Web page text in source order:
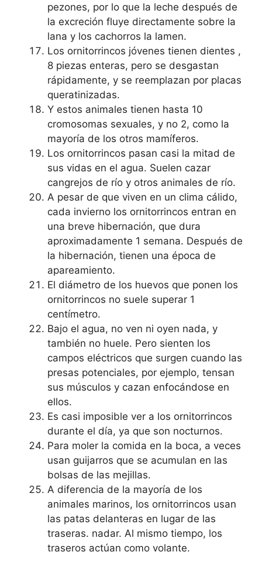
pezones, por lo que la leche después de
la excreción fluye directamente sobre la
lana y los cachorros la lamen.
Los ornitorrincos jóvenes tienen dientes ,
8 piezas enteras, pero se desgastan
rápidamente, y se reemplazan por placas
queratinizadas.
Y estos animales tienen hasta 10
cromosomas sexuales, y no 2, como la
mayoría de los otros mamíferos.
Los ornitorrincos pasan casi la mitad de
sus vidas en el agua. Suelen cazar
cangrejos de río y otros animales de río.
A pesar de que viven en un clima cálido,
cada invierno los ornitorrincos entran en
una breve hibernación, que dura
aproximadamente 1 semana. Después de
la hibernación, tienen una época de
apareamiento.
El diámetro de los huevos que ponen los
ornitorrincos no suele superar 1
centímetro.
Bajo el agua, no ven ni oyen nada, y
también no huele. Pero sienten los
campos eléctricos que surgen cuando las
presas potenciales, por ejemplo, tensan
sus músculos y cazan enfocándose en
ellos.
Es casi imposible ver a los ornitorrincos
durante el día, ya que son nocturnos.
Para moler la comida en la boca, a veces
usan guijarros que se acumulan en las
bolsas de las mejillas.
A diferencia de la mayoría de los
animales marinos, los ornitorrincos usan
las patas delanteras en lugar de las
traseras. nadar. Al mismo tiempo, los
traseros actúan como volante.